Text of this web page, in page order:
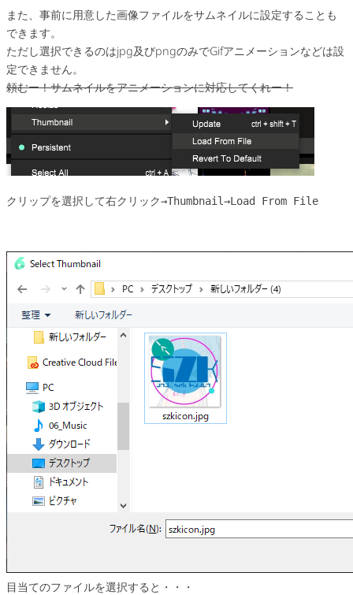
また、事前に用意した画像ファイルをサムネイルに設定することも
できます。
ただし選択できるのはjpg及びpngのみでGifアニメーションなどは設
定できません。
頼むー！サムネイルをアニメーションに対応してくれー！
クリップを選択して右クリック→Thumbnail→Load From File
目当てのファイルを選択すると・・・